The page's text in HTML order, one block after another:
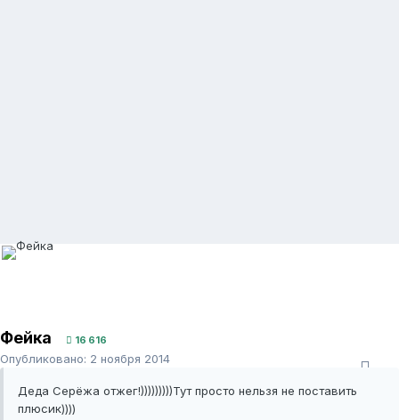
Фейка 16 616
Опубликовано: 2 ноября 2014
Деда Серёжа отжег!)))))))))Тут просто нельзя не поставить
плюсик))))